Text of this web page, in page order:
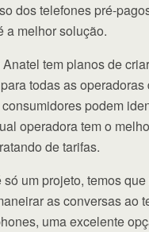
dos telefones pré-
a melhor solução.
tem planos de
todas as
podem
operadora tem o
de tarifas.
só um projeto, temos
as conversas ao
uma excelente